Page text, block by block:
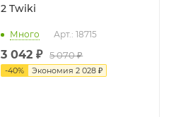
2 Twiki
Много Арт.: 18715
3 042 ₽ 5 070 ₽
-40% Экономия2 028 ₽